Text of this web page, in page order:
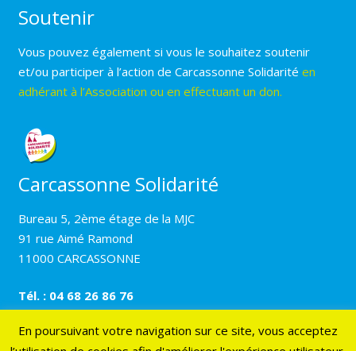
Soutenir
Vous pouvez également si vous le souhaitez soutenir
et/ou participer à l’action de Carcassonne Solidarité en
adhérant à l’Association ou en effectuant un don.
Carcassonne Solidarité
Bureau 5, 2ème étage de la MJC
91 rue Aimé Ramond
11000 CARCASSONNE
Tél. : 04 68 26 86 76
En poursuivant votre navigation sur ce site, vous acceptez